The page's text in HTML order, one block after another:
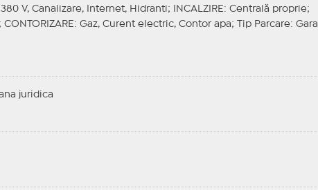
V, Canalizare, Internet, Hidranti; INCALZIRE : Centrală proprie;
CONTORIZARE : Gaz, Curent electric, Contor apa; Tip Parcare: Garaj
juridica